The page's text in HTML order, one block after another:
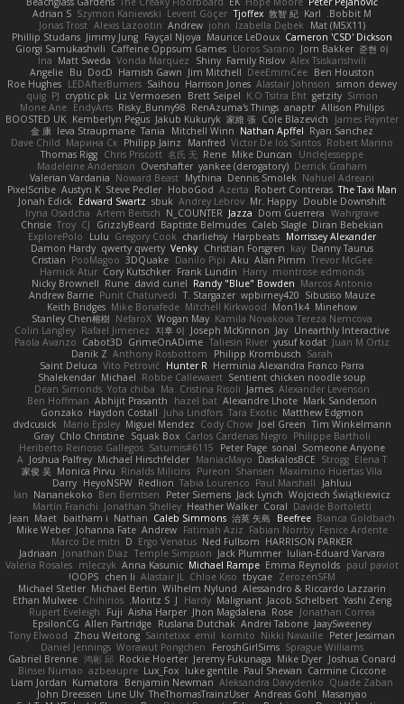
Bobbit M.
Karl
敦智 紀
Tjoffex
Levent Göçer
Szymon Kaniewski
Adrian S
Mat (M5X11)
Izabella Dębek
john
Andrew
Alexis Lazootin
Jonas Trost
Cameron 'CSD' Dickson
Maurice LeDoux
Fayçal Njoya
Jimmy Jung
Phillip Studans
준현 이
Jorn Bakker
Lloros Sarano
Caffeine Oppsum Games
Giorgi Samukashvili
Alex Tsiskarishvili
Family Rislov
Shiny
Vonda Marquez
Matt Sweda
Ina
Ben Houston
DeeEmmCee
Jim Mitchell
Hamish Gawn
DocD
Bu
Angelie
simon dewey
Alastair Johnson
Harrison Jones
Saihou
LEDAfterBurners
Roe Hughes
Simon
getzity
K.O Tsitra Eht
Brett Seipel
Liz Vermoesen
cryptic pk
PJ
quig
Allison Philips
anaptr
RenAzuma's Things
Risky_Bunny98
EndyArts
Mone Ane
James Paynter
Cole Blazevich
家維 張
Jakub Kukuryk
Kemberlyn Pegus
BOOSTED UK
Ryan Sanchez
Nathan Apffel
Mitchell Winn
Tania
Ieva Straupmane
金 康
Robert Marino
Victor De los Santos
Manfred
Philipp Jainz
Марина Ск
Dave Child
UncleJesseppe
Mike Duncan
Rene
名氏 无
Chris Priscott
Thomas Rigg
Derrick Graham
yankee (derogatory)
Overshafter
Madeleine Andersson
Nahuel Adreani
Dennis Smolek
Mythina
Noward Beast
Valerian Vardania
The Taxi Man
Robert Contreras
Azerta
HoboGod
Steve Pedler
Austyn K
PixelScribe
Double Downshift
Mr. Happy
Andrey Lebrov
sbuk
Edward Swartz
Jonah Edick
Wahrgrave
Dom Guerrera
Jazza
N_COUNTER
Artem Beitsch
Iryna Osadcha
Diran Bebekian
Caleb Slagle
Baptiste Belmudes
GrizzlyBeard
CJ
Troy
Chrisie
Morrissey Alexander
Harpbeats
charliehsy
Gregory Cook
Lulu
ExplorePolo
Danny Taurus
kay
Christian Forsgren
Venky
qwerty qwerty
Damon Hardy
Trevor McGee
Alan Pimm
Aku
Danilo Pipi
3DQuake
PooMagoo
Cristian
montrose edmonds
Harry
Frank Lundin
Cory Kutschker
Harnick Atur
Marcos Antonio
Randy "Blue" Bowden
david curiel
Rune
Nicky Brownell
Sibusiso Mauze
wpbirney420
T. Stargazer
Punit Chaturvedi
Andrew Barrie
Minehow
Mon1k4
Mitchell Kirkwood
Mike Bonafede
Keith Bridges
Kamila Novakova Tereza Nemcova
Wogan May
NefaroX
Stanley Chen榕樹
Unearthly Interactive
Jay
Joseph McKinnon
지후 이
Rafael Jimenez
Colin Langley
Juan M Ortiz
yusuf kodat
Taliesin River
GrimeOnADime
Cabot3D
Paola Avanzo
Sarah
Philipp Krombusch
Anthony Rosbottom
Danik Z
Herminia Alexandra Franco Parra
Hunter R
Vito Petrović
Saint Deluca
Sentient chicken noodle soup
Robbe Callewaert
Michael
Shalekendar
Alexander Levenson
James
Ma. Cristina Risoli
Yota chiba
Dean Simonds
Mark Sanderson
Alexandre Lhote
hazel bat
Abhijit Prasanth
Ben Hoffman
Matthew Edgmon
Tara Exotic
Juha Lindfors
Haydon Costall
Gonzako
Tim Winkelmann
Joel Green
Cody Chow
Miguel Mendez
Mario Epsley
dvdcusick
Philippe Bartholi
Carlos Cardenas Negro
Squak Box
Chlo Christine
Gray
Someone Anyone
sonal
Peter Page
Saturnis#6115
Heriberto Reinoso Gallegos
Elena T
Strogg
DaskalosBCE
ManiacMayo
Michael Hirschfelder
Joshua Palfrey
A
Maximino Huertas Vila
Shansen
Pureon
Rinalds Miļicins
Monica Pirvu
家俊 吴
Jahluu
Paul Marshall
Tabia Lourenco
Redlion
HeyoNSFW
Darry
Wojciech Świątkiewicz
Jack Lynch
Peter Siemens
Ben Berntsen
Nananekoko
Ian
Davide Bortoletti
Coral
Heather Walker
Jonathan Shelley
Martín Franchi
Bianca Goldbach
Beefree
治英 矢島
Caleb Simmons
Nathan
baitham i
Maet
Jean
Fenice Ardente
Fabian Norrby
Fatimah Aziz
Andrew
Johanna Fate
Mike Weber
HARRISON PARKER
Ned Fullsom
Ergo Venatus
D
Marco De mitri
Iulian-Eduard Varvara
Jack Plummer
Temple Simpson
Jonathan Diaz
Jadriaan
paul paviot
Emma Reynolds
Michael Rampe
Anna Kasunic
mleczyk
Valeria Rosales
ZerozenSFM
tbycae
Chloe Kiso
Alastair JL
chen li
OOPS!
Alessandro & Riccardo Lazzarin
Wilhelm Nylund
Michael Bertin
Michael Stetler
Yashi Zeng
Jacob Schelbert
Malignant
Hardy
J
Moritz S.
Chihirios
Ethan Mulwee
Jonathan Correa
Rose
Jhon Magdalena
Aisha Harper
Fuji
Rupert Eveleigh
JaaySweeney
Andrei Tabone
Ruslana Dutchak
Allen Partridge
EpsilonCG
Peter Jessiman
Nikki Navaille
komito
emil
Saintetixx
Zhou Weitong
Tony Elwood
Sprague Williams
FeroshGirlSims
Worawut Pongchen
Daniel Jennings
Joshua Conard
Mike Dyer
Jeremy Fukunaga
Rockie Hoerter
鸿彬 邱
Gabriel Brenne
Carmine Ciccone
Paul Shewan
luke gentile
Lux_Fox
azbeaupre
Binsei Numao
Quade Zaban
Aleksandra Davydenko
Benjamin Newman
Kumatora
Liam Jordan
Masanyao
Andreas Gohl
TheThomasTrainzUser
Line Ulv
John Dreessen